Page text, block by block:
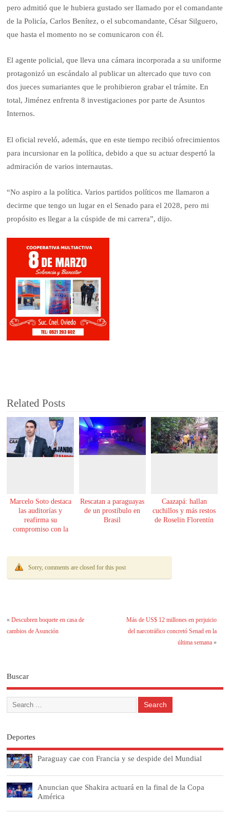
pero admitió que le hubiera gustado ser llamado por el comandante
de la Policía, Carlos Benítez, o el subcomandante, César Silguero,
que hasta el momento no se comunicaron con él.
El agente policial, que lleva una cámara incorporada a su uniforme
protagonizó un escándalo al publicar un altercado que tuvo con
dos jueces sumariantes que le prohibieron grabar el trámite. En
total, Jiménez enfrenta 8 investigaciones por parte de Asuntos
Internos.
El oficial reveló, además, que en este tiempo recibió ofrecimientos
para incursionar en la política, debido a que su actuar despertó la
admiración de varios internautas.
“No aspiro a la política. Varios partidos políticos me llamaron a
decirme que tengo un lugar en el Senado para el 2028, pero mi
propósito es llegar a la cúspide de mi carrera”, dijo.
Related Posts
Marcelo Soto destaca
las auditorías y
reafirma su
compromiso con la
Rescatan a paraguayas
de un prostíbulo en
Brasil
Caazapá: hallan
cuchillos y más restos
de Roselin Florentín
Sorry, comments are closed for this post
«Descubren boquete en casa de
cambios de Asunción
Más de US$ 12 millones en perjuicio
del narcotráfico concretó Senad en la
última semana»
Buscar
Deportes
Paraguay cae con Francia y se despide del Mundial
Anuncian que Shakira actuará en la final de la Copa
América